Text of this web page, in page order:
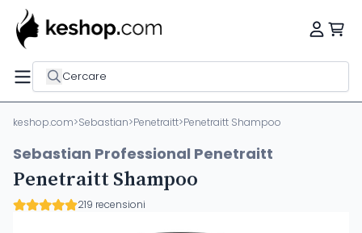
Cercare
keshop.com>Sebastian>Penetraitt>Penetraitt Shampoo
Sebastian Professional Penetraitt
Penetraitt Shampoo
219 recensioni